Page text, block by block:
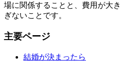
場に関係することと、費用が大
ぎないことです。
主要ページ
結婚が決まったら